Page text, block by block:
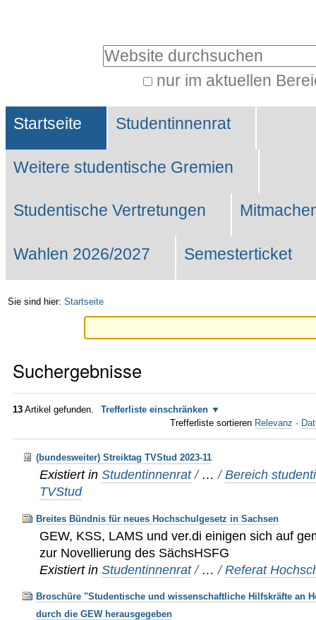
Website durchsuchen
nur im aktuellen
Suche…
Sektionen
Startseite Studentinnenrat
Weitere studentische Gremien
Studentische Vertretungen
Wahlen 2026/2027 Semesterticket
Sie sind hier: Startseite
Suchergebnisse
13 Artikel gefunden.
Trefferliste einschränken
Trefferliste sortieren Relevanz ·
(bundesweiter) Streiktag TVStud 2023-11
Existiert in Studentinnenrat / …/Bereich
TVStud
Breites Bündnis für neues Hochschulgesetz in Sachsen
GEW, KSS, LAMS und ver.di einigen sich auf
zur Novellierung des SächsHSFG
Existiert in Studentinnenrat / …/Referat
Broschüre "Studentische und wissenschaftliche Hilfskräfte an
durch die GEW herausgegeben